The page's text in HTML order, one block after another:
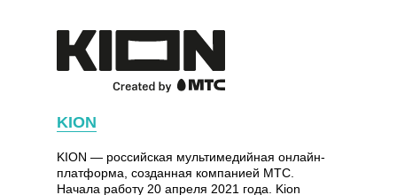
KION
KION — российская мультимедийная онлайн-
платформа, созданная компанией МТС.
Начала работу 20 апреля 2021 года. Kion